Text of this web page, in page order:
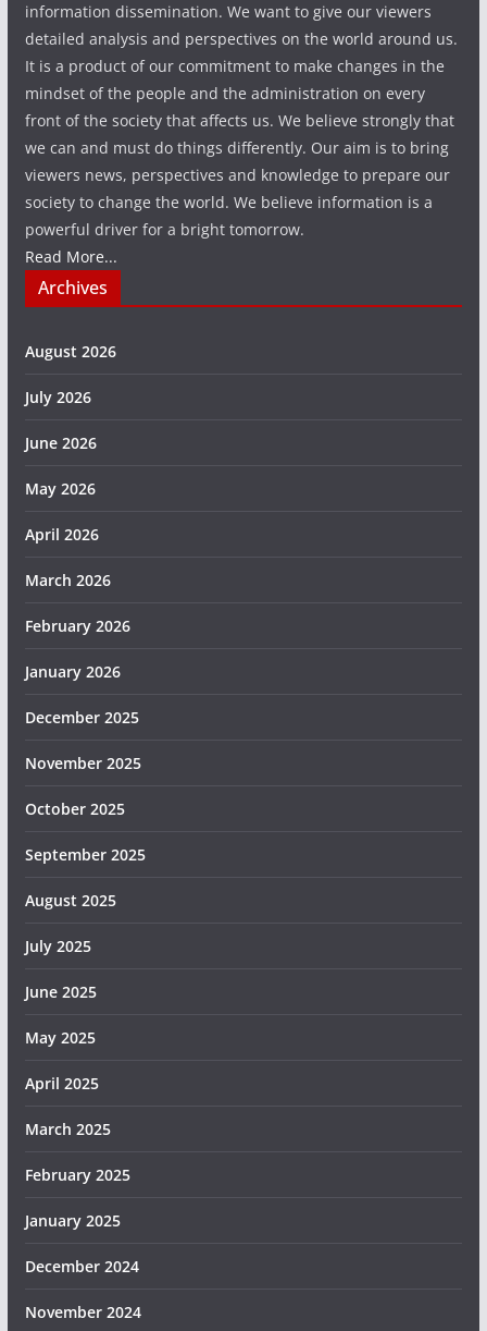
information dissemination. We want to give our viewers
detailed analysis and perspectives on the world around us.
It is a product of our commitment to make changes in the
mindset of the people and the administration on every
front of the society that affects us. We believe strongly that
we can and must do things differently. Our aim is to bring
viewers news, perspectives and knowledge to prepare our
society to change the world. We believe information is a
powerful driver for a bright tomorrow.
Read More...
Archives
August 2026
July 2026
June 2026
May 2026
April 2026
March 2026
February 2026
January 2026
December 2025
November 2025
October 2025
September 2025
August 2025
July 2025
June 2025
May 2025
April 2025
March 2025
February 2025
January 2025
December 2024
November 2024